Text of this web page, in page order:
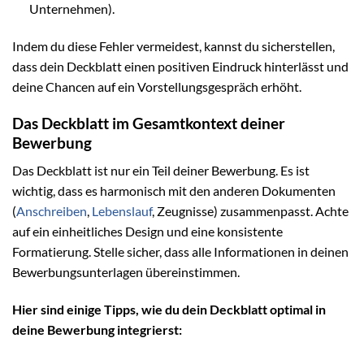
Unternehmen).
Indem du diese Fehler vermeidest, kannst du sicherstellen,
dass dein Deckblatt einen positiven Eindruck hinterlässt und
deine Chancen auf ein Vorstellungsgespräch erhöht.
Das Deckblatt im Gesamtkontext deiner
Bewerbung
Das Deckblatt ist nur ein Teil deiner Bewerbung. Es ist
wichtig, dass es harmonisch mit den anderen Dokumenten
(Anschreiben, Lebenslauf, Zeugnisse) zusammenpasst. Achte
auf ein einheitliches Design und eine konsistente
Formatierung. Stelle sicher, dass alle Informationen in deinen
Bewerbungsunterlagen übereinstimmen.
Hier sind einige Tipps, wie du dein Deckblatt optimal in
deine Bewerbung integrierst: